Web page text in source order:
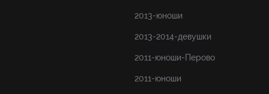
2013-юноши
2013-2014-девушки
2011-юноши-Перово
2011-юноши